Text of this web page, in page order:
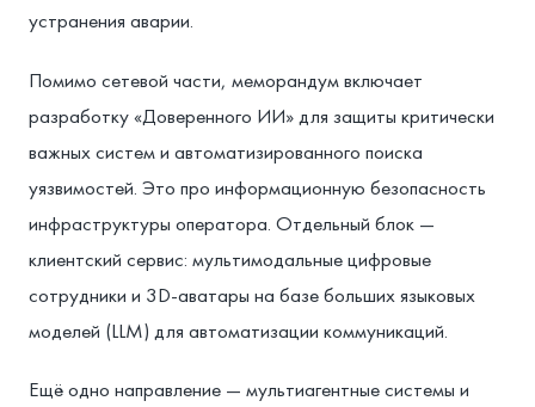
устранения аварии.
Помимо сетевой части, меморандум включает
разработку «Доверенного ИИ» для защиты критически
важных систем и автоматизированного поиска
уязвимостей. Это про информационную безопасность
инфраструктуры оператора. Отдельный блок —
клиентский сервис: мультимодальные цифровые
сотрудники и 3D-аватары на базе больших языковых
моделей (LLM) для автоматизации коммуникаций.
Ещё одно направление — мультиагентные системы и